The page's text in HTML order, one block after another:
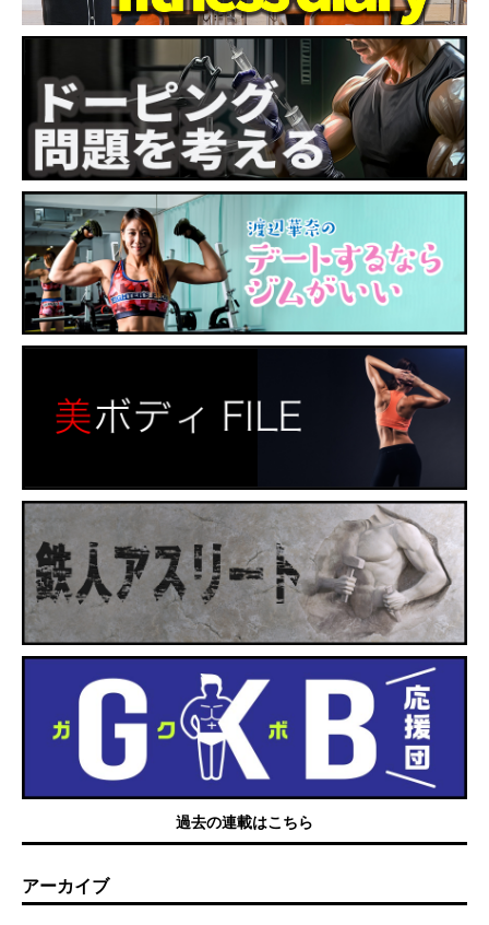
過去の連載はこちら
アーカイブ